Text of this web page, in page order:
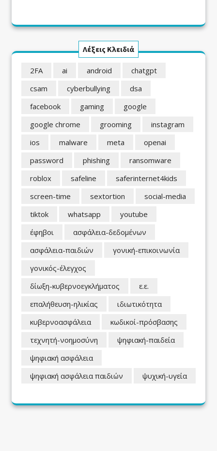
Λέξεις Κλειδιά
2FA ai android
chatgpt
csam
cyberbullying
dsa
facebook
gaming
google
google chrome
grooming
instagram
ios
malware meta
openai
password
phishing
ransomware
roblox
safeline
saferinternet4kids
screen-time
sextortion
social-media
tiktok
whatsapp
youtube
έφηβοι
ασφάλεια-δεδομένων
ασφάλεια-παιδιών
γονική-επικοινωνία
γονικός-έλεγχος
δίωξη-κυβερνοεγκλήματος
ε.ε.
επαλήθευση-ηλικίας
ιδιωτικότητα
κυβερνοασφάλεια
κωδικοί-πρόσβασης
τεχνητή-νοημοσύνη
ψηφιακή-παιδεία
ψηφιακή ασφάλεια
ψηφιακή ασφάλεια παιδιών
ψυχική-υγεία